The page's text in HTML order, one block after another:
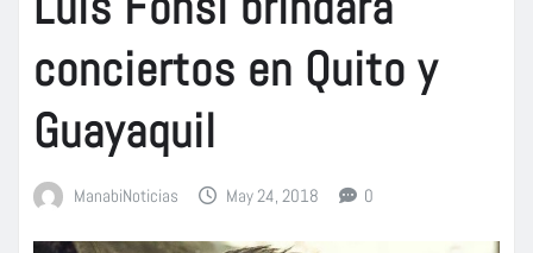
conciertos en Quito y
Guayaquil
ManabiNoticias May 24, 2018 0